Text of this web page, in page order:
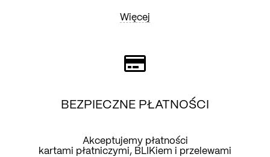
Więcej
BEZPIECZNE PŁATNOŚCI
Akceptujemy płatności
kartami płatniczymi, BLIKiem i przelewami